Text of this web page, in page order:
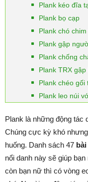
Plank kéo đĩa
Plank bọ cạp
Plank chó
Plank gập
Plank chống
Plank TRX
Plank chéo gối
Plank leo núi
Plank là những động
Chúng cực kỳ khó
huống. Danh sách 47
nổi danh này sẽ giúp
còn bạn nữ thì có vòng